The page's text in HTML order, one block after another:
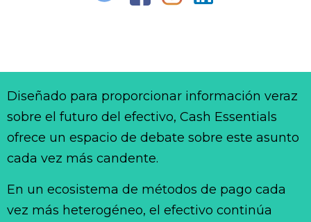
Diseñado para proporcionar información veraz
sobre el futuro del efectivo, Cash Essentials
ofrece un espacio de debate sobre este asunto
cada vez más candente.
En un ecosistema de métodos de pago cada
vez más heterogéneo, el efectivo continúa